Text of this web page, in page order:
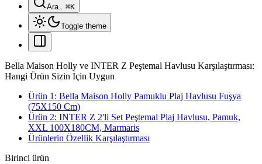
Ara...⌘K
Toggle theme
Bella Maison Holly ve INTER Z Peştemal Havlusu Karşılaştırması:
Hangi Ürün Sizin İçin Uygun
Ürün 1: Bella Maison Holly Pamuklu Plaj Havlusu Fuşya
(75X150 Cm)
Ürün 2: INTER Z 2'li Set Peştemal Plaj Havlusu, Pamuk,
XXL 100X180CM, Marmaris
Ürünlerin Özellik Karşılaştırması
Birinci ürün